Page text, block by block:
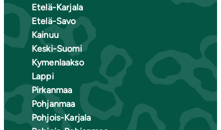
Etelä-Karjala
Etelä-Savo
Kainuu
Keski-Suomi
Kymenlaakso
Lappi
Pirkanmaa
Pohjanmaa
Pohjois-Karjala